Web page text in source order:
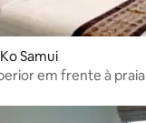
Samui
em frente à praia